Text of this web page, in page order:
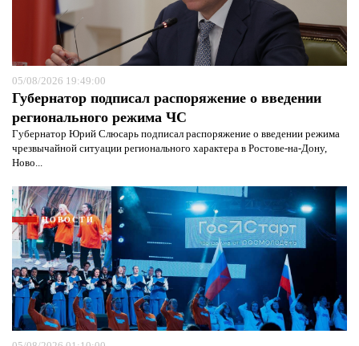
05/08/2026 19:49:00
Губернатор подписал распоряжение о введении
регионального режима ЧС
Губернатор Юрий Слюсарь подписал распоряжение о введении режима
чрезвычайной ситуации регионального характера в Ростове-на-Дону,
Ново...
НОВОСТИ
Я согласен сполитикой конфиденциальности и